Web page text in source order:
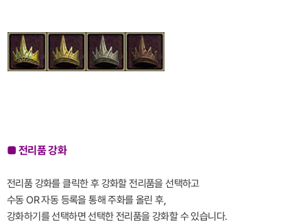
■ 전리품 강화
전리품 강화를 클릭한 후 강화할 전리품을 선택하고
수동 OR 자동 등록을 통해 주화를 올린 후,
강화하기를 선택하면 선택한 전리품을 강화할 수 있습니다.